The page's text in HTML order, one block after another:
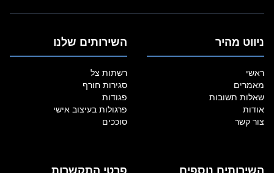
ניווט מהיר
ראשי
מאמרים
שאלות תשובות
אודות
צור קשר
השירותים שלנו
רשתות צל
סגירות חורף
פגודות
פרגולות בעיצוב אישי
סוככים
השירותים נוספים פרטי התקשרות